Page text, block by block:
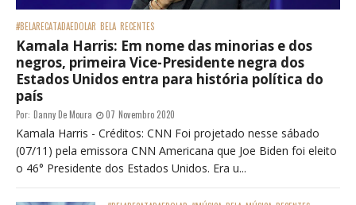
#BELARECATADAEDOLAR BELA RECENTES
Kamala Harris: Em nome das minorias e dos
negros, primeira Vice-Presidente negra dos
Estados Unidos entra para história política do
país
Por: Danny De Moura 07 Novembro 2020
Kamala Harris - Créditos: CNN Foi projetado nesse sábado
(07/11) pela emissora CNN Americana que Joe Biden foi eleito
o 46° Presidente dos Estados Unidos. Era u...